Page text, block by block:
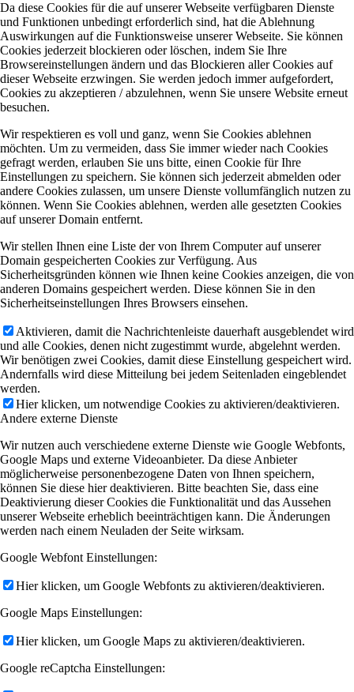
Da diese Cookies für die auf unserer Webseite verfügbaren Dienste
und Funktionen unbedingt erforderlich sind, hat die Ablehnung
Auswirkungen auf die Funktionsweise unserer Webseite. Sie können
Cookies jederzeit blockieren oder löschen, indem Sie Ihre
Browsereinstellungen ändern und das Blockieren aller Cookies auf
dieser Webseite erzwingen. Sie werden jedoch immer aufgefordert,
Cookies zu akzeptieren / abzulehnen, wenn Sie unsere Website erneut
besuchen.
Wir respektieren es voll und ganz, wenn Sie Cookies ablehnen
möchten. Um zu vermeiden, dass Sie immer wieder nach Cookies
gefragt werden, erlauben Sie uns bitte, einen Cookie für Ihre
Einstellungen zu speichern. Sie können sich jederzeit abmelden oder
andere Cookies zulassen, um unsere Dienste vollumfänglich nutzen zu
können. Wenn Sie Cookies ablehnen, werden alle gesetzten Cookies
auf unserer Domain entfernt.
Wir stellen Ihnen eine Liste der von Ihrem Computer auf unserer
Domain gespeicherten Cookies zur Verfügung. Aus
Sicherheitsgründen können wie Ihnen keine Cookies anzeigen, die von
anderen Domains gespeichert werden. Diese können Sie in den
Sicherheitseinstellungen Ihres Browsers einsehen.
Aktivieren, damit die Nachrichtenleiste dauerhaft ausgeblendet wird
und alle Cookies, denen nicht zugestimmt wurde, abgelehnt werden.
Wir benötigen zwei Cookies, damit diese Einstellung gespeichert wird.
Andernfalls wird diese Mitteilung bei jedem Seitenladen eingeblendet
werden.
Hier klicken, um notwendige Cookies zu aktivieren/deaktivieren.
Andere externe Dienste
Wir nutzen auch verschiedene externe Dienste wie Google Webfonts,
Google Maps und externe Videoanbieter. Da diese Anbieter
möglicherweise personenbezogene Daten von Ihnen speichern,
können Sie diese hier deaktivieren. Bitte beachten Sie, dass eine
Deaktivierung dieser Cookies die Funktionalität und das Aussehen
unserer Webseite erheblich beeinträchtigen kann. Die Änderungen
werden nach einem Neuladen der Seite wirksam.
Google Webfont Einstellungen:
Hier klicken, um Google Webfonts zu aktivieren/deaktivieren.
Google Maps Einstellungen:
Hier klicken, um Google Maps zu aktivieren/deaktivieren.
Google reCaptcha Einstellungen: